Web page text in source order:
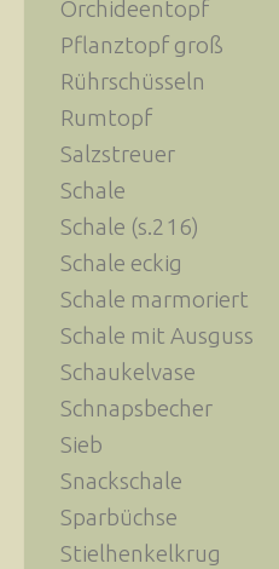
Orchideentopf
Pflanztopf groß
Rührschüsseln
Rumtopf
Salzstreuer
Schale
Schale (s.216)
Schale eckig
Schale marmoriert
Schale mit Ausguss
Schaukelvase
Schnapsbecher
Sieb
Snackschale
Sparbüchse
Stielhenkelkrug